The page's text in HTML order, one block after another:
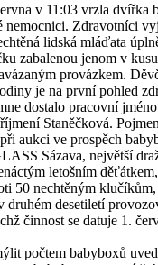
v 11:03 vrzla dvířka
nemocnici. Zdravotníci
lidská mláďata
zabalenou jenom v
provázkem.
je na první pohled
dostalo pracovní
Staněčková.
aukci ve prospěch
Sázava, největší
letošním
50 nechtěným klučíkům,
druhém desetiletí
činnost se datuje 1.
počtem babyboxů